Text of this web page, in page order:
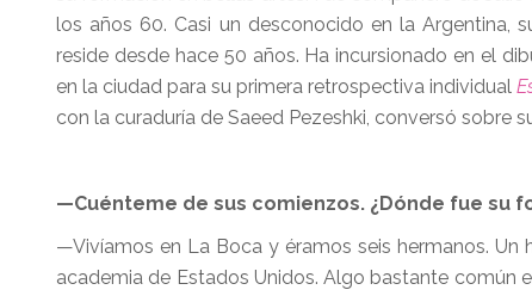
los años 60. Casi un desconocido en la Argentina,
reside desde hace 50 años. Ha incursionado en el
en la ciudad para su primera retrospectiva individual
con la curaduría de Saeed Pezeshki, conversó sobre
—Cuénteme de sus comienzos. ¿Dónde fue su
—Vivíamos en La Boca y éramos seis hermanos.
academia de Estados Unidos. Algo bastante común